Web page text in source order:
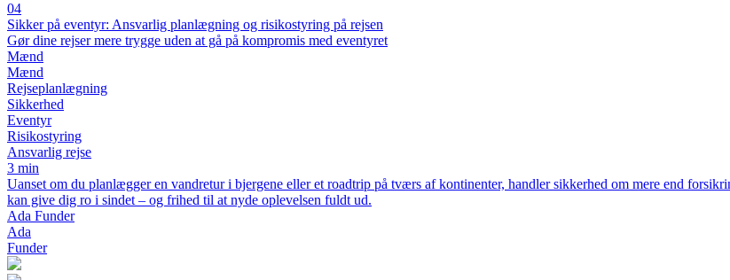
04
Sikker på eventyr: Ansvarlig planlægning og risikostyring på rejsen
Gør dine rejser mere trygge uden at gå på kompromis med eventyret
Mænd
Mænd
Rejseplanlægning
Sikkerhed
Eventyr
Risikostyring
Ansvarlig rejse
3 min
Uanset om du planlægger en vandretur i bjergene eller et roadtrip på tværs af kontinenter, handler sikkerhed om mere end
kan give dig ro i sindet – og frihed til at nyde oplevelsen fuldt ud.
Ada Funder
Ada
Funder